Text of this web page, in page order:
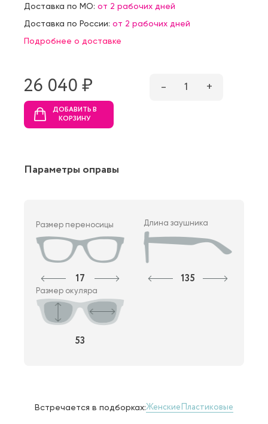
Доставка по МО: от 2 рабочих дней
Доставка по России: от 2 рабочих дней
Подробнее о доставке
26 040 ₷ – 1 +
ДОБАВИТЬ В
КОРЗИНУ
Параметры оправы
Размер переносицы
17
Длина заушника
135
Размер окуляра
53
Встречается в подборках:ЖенскиеПластиковые